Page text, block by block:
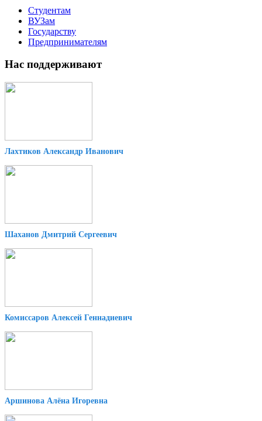
Студентам
ВУЗам
Государству
Предпринимателям
Нас поддерживают
Лахтиков Александр Иванович
Шаханов Дмитрий Сергеевич
Комиссаров Алексей Геннадиевич
Аршинова Алёна Игоревна